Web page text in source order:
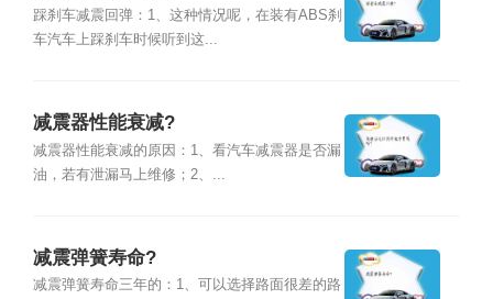
踩刹车减震回弹：1、这种情况呢，在装有ABS刹
车汽车上踩刹车时候听到这...
减震器性能衰减?
减震器性能衰减的原因：1、看汽车减震器是否漏
油，若有泄漏马上维修；2、...
减震弹簧寿命?
减震弹簧寿命三年的：1、可以选择路面很差的路